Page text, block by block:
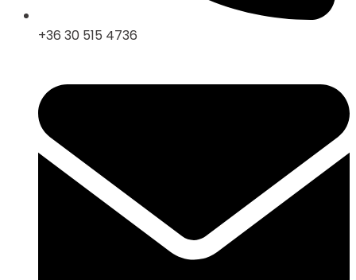
+36 30 515 4736